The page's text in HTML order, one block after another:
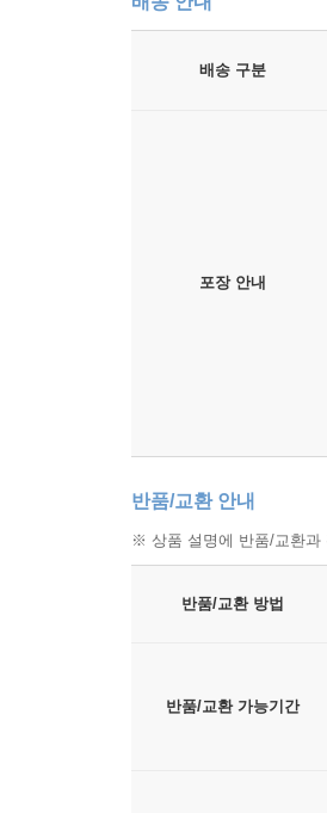
배송 구분
포장 안내
반품/교환 안내
※ 상품 설명에 반품/교환과
반품/교환 방법
반품/교환 가능기간